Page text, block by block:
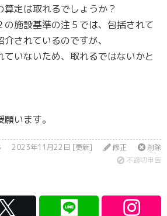
算定は取れるでしょうか？
施設基準の注５では、包括されて
されているのですが、
ていないため、取れるではないかと
います。
2023年11月22日 [更新] 修正
削除
不適切申告